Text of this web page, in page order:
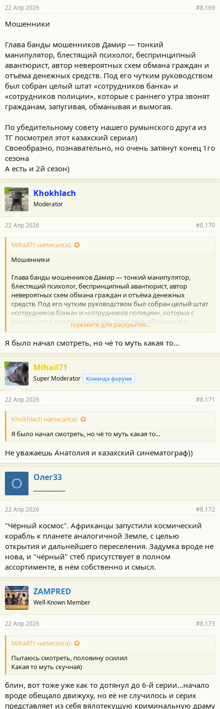
н
с
и
22 Апр 2026 #8.169
Мошенники
Глава банды мошенников Дамир — тонкий
манипулятор, блестящий психолог, беспринципный
авантюрист, автор невероятных схем обмана граждан и
отъёма денежных средств. Под его чутким руководством
был собран целый штат «сотрудников банка» и
«сотрудников полиции», которые с раннего утра звонят
гражданам, запугивая, обманывая и вымогая.
По убедительному совету нашего румынского друга из
ТГ посмотрел этот казахский сериал)
Своеобразно, познавательно, но очень затянут конец 1го
сезона
А есть и 2й сезон)
Khokhlach
Moderator
22 Апр 2026 #8.170
Mihail71 написал(а):
Мошенники
Глава банды мошенников Дамир — тонкий манипулятор,
блестящий психолог, беспринципный авантюрист, автор
невероятных схем обмана граждан и отъёма денежных
средств. Под его чутким руководством был собран целый штат
«сотрудников банка» и «сотрудников полиции», которые с
раннего утра звонят гражданам, запугивая, обманывая и
вымогая.
По убедительному совету нашего румынского друга из ТГ
посмотрел этот казахский сериал)
Своеобразно, познавательно, но очень затянут конец 1го
сезона
А есть и 2й сезон)
Нажмите для раскрытия...
Я было начал смотреть, но чё то муть какая то...
Mihail71
Super Moderator Команда форума
22 Апр 2026 #8.171
Khokhlach написал(а):
Я было начал смотреть, но чё то муть какая то...
Не уважаешь Анатолия и казахский синематограф))
О Олег33
22 Апр 2026 #8.172
"Чёрный космос". Африканцы запустили космический
корабль к планете аналогичной Земле, с целью
открытия и дальнейшего переселения. Задумка вроде не
нова, и "чёрный" стеб присутствует в полном
ассортименте, в нём собственно и смысл.
ZAMPRED
Well-Known Member
22 Апр 2026 #8.173
Mihail71 написал(а):
Пытаюсь смотреть, половину осилил
Какая то муть скучная)
блин, вот тоже уже как то дотянул до 6-й серии...начало
вроде обещало движуху, но её не случилось и серик
представляет из себя вялотекущую криминальную драму